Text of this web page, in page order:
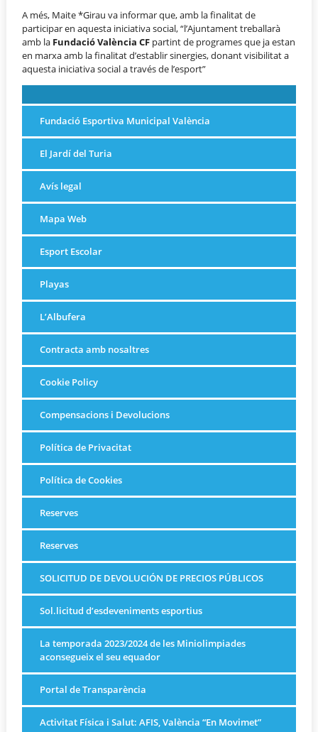
A més, Maite *Girau va informar que, amb la finalitat de
participar en aquesta iniciativa social, “l’Ajuntament treballarà
amb la Fundació València CF partint de programes que ja estan
en marxa amb la finalitat d’establir sinergies, donant visibilitat a
aquesta iniciativa social a través de l’esport”
Fundació Esportiva Municipal València
El Jardí del Turia
Avís legal
Mapa Web
Esport Escolar
Playas
L’Albufera
Contracta amb nosaltres
Cookie Policy
Compensacions i Devolucions
Política de Privacitat
Política de Cookies
Reserves
Reserves
SOLICITUD DE DEVOLUCIÓN DE PRECIOS PÚBLICOS
Sol.licitud d’esdeveniments esportius
La temporada 2023/2024 de les Miniolimpiades
aconsegueix el seu equador
Portal de Transparència
Activitat Física i Salut: AFIS, València “En Movimet”